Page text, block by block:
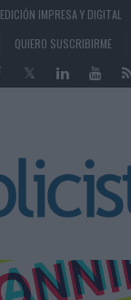
EDICIÓN IMPRESA Y DIGITAL
QUIERO SUSCRIBIRME